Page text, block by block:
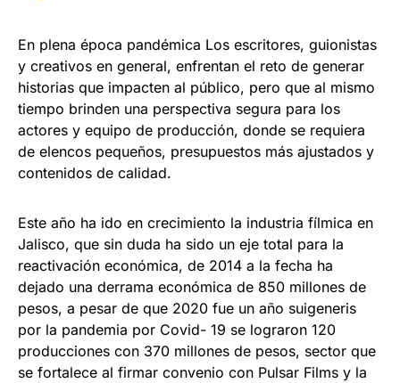
En plena época pandémica Los escritores, guionistas
y creativos en general, enfrentan el reto de generar
historias que impacten al público, pero que al mismo
tiempo brinden una perspectiva segura para los
actores y equipo de producción, donde se requiera
de elencos pequeños, presupuestos más ajustados y
contenidos de calidad.
Este año ha ido en crecimiento la industria fílmica en
Jalisco, que sin duda ha sido un eje total para la
reactivación económica, de 2014 a la fecha ha
dejado una derrama económica de 850 millones de
pesos, a pesar de que 2020 fue un año suigeneris
por la pandemia por Covid- 19 se lograron 120
producciones con 370 millones de pesos, sector que
se fortalece al firmar convenio con Pulsar Films y la